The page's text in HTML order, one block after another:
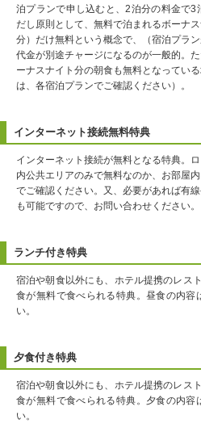
泊プランで申し込むと、2泊分の料金で
だし原則として、無料で泊まれるボーナ
分）だけ無料という概念で、（宿泊プラ
代金が別途チャージになるのが一般的。
ーナスナイト分の朝食も無料となってい
は、各宿泊プランでご確認ください）。
インターネット接続無料特典
インターネット接続が無料となる特典。
内公共エリアのみで無料なのか、お部屋
でご確認ください。又、必要があれば有
も可能ですので、お問い合わせください。
ランチ付き特典
宿泊や朝食以外にも、ホテル提携のレス
食が無料で食べられる特典。昼食の内容
い。
夕食付き特典
宿泊や朝食以外にも、ホテル提携のレス
食が無料で食べられる特典。夕食の内容
い。